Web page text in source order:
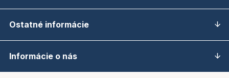
Ostatné informácie
Informácie o nás